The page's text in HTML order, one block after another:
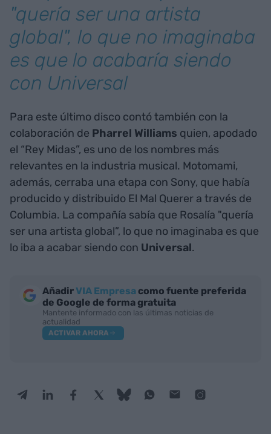
"quería ser una artista
global", lo que no imaginaba
es que lo acabaría siendo
con Universal
Para este último disco contó también con la
colaboración de Pharrel Williams quien, apodado
el “Rey Midas”, es uno de los nombres más
relevantes en la industria musical. Motomami,
además, cerraba una etapa con Sony, que había
producido y distribuido El Mal Querer a través de
Columbia. La compañía sabía que Rosalía "quería
ser una artista global”, lo que no imaginaba es que
lo iba a acabar siendo con Universal.
AñadirVIA Empresa como fuente preferida
de Google de forma gratuita
Mantente informado con las últimas noticias de
actualidad
ACTIVAR AHORA